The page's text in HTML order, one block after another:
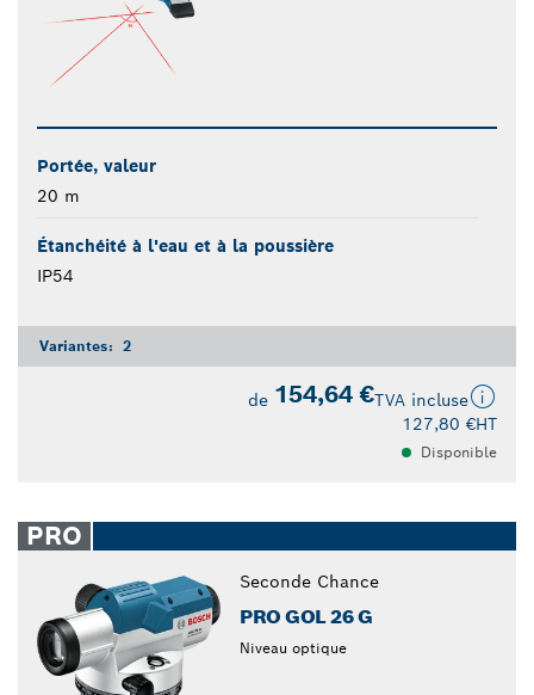
Portée, valeur
20 m
Étanchéité à l'eau et à la poussière
IP54
Variantes: 2
de 154,64 €TVA incluse
127,80 €HT
Disponible
PRO
Seconde Chance
PRO GOL 26 G
Niveau optique